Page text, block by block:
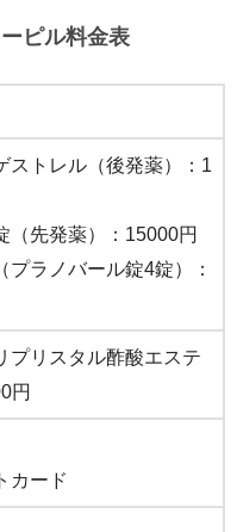
ピル料金表
ストレル（後発薬）：1
（先発薬）：15000円
プラノバール錠4錠）：
プリスタル酢酸エステ
円
カード